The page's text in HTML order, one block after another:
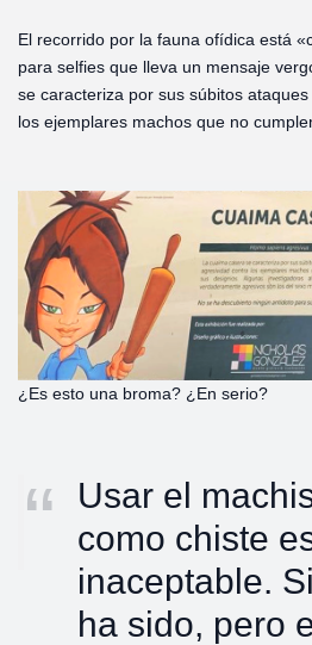
El recorrido por la fauna ofídica está
para selfies que lleva un mensaje
se caracteriza por sus súbitos
los ejemplares machos que no
¿Es esto una broma? ¿En serio?
Usar el
como chiste
inaceptable.
ha sido, pero